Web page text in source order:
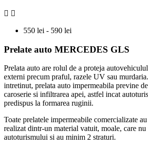
 
550 lei - 590 lei
Prelate auto MERCEDES GLS
Prelata auto are rolul de a proteja
externi precum praful, razele UV sau
intretinut, prelata auto impermeabila previne
caroserie si infiltrarea apei, astfel incat
predispus la formarea ruginii.
Toate prelatele impermeabile comercializate
realizat dintr-un material vatuit, moale, care nu
autoturismului si au minim 2 straturi.